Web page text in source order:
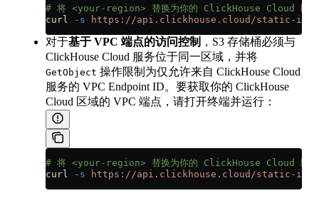
# 将 <your-region> 替换为你的 ClickHouse Cloud 区域
curl -s https://api.clickhouse.cloud/static-
对于基于 VPC 端点的访问控制 ，S3 存储桶必须与
ClickHouse Cloud 服务位于同一区域，并将
GetObject 操作限制为仅允许来自 ClickHouse Cloud
服务的 VPC Endpoint ID。要获取你的 ClickHouse
Cloud 区域的 VPC 端点，请打开终端并运行：
# 将 <your-region> 替换为你的 ClickHouse Cloud 区域
curl -s https://api.clickhouse.cloud/static-